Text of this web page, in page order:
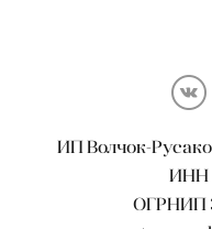
ИП Волчок-
ИНН
ОГРНИП